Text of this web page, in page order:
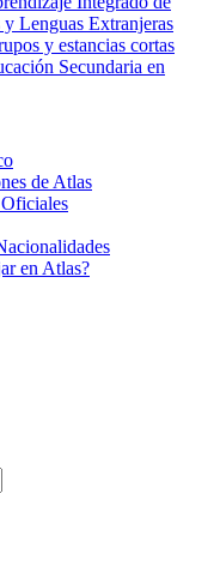
Lenguas Extranjeras
y estancias cortas
Secundaria en
de Atlas
en Atlas?